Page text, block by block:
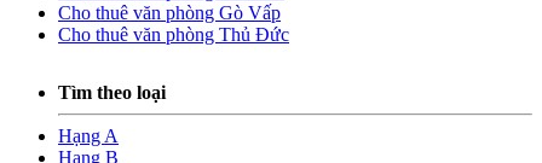
Cho thuê văn phòng Gò Vấp
Cho thuê văn phòng Thủ Đức
Tìm theo loại
Hạng A
Hạng B